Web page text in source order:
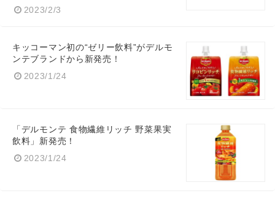
2023/2/3
キッコーマン初の“ゼリー飲料”がデルモ
ンテブランドから新発売！
2023/1/24
「デルモンテ 食物繊維リッチ 野菜果実
飲料」新発売！
2023/1/24